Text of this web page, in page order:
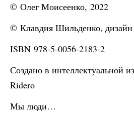
© Олег Моисеенко, 2022
© Клавдия Шильденко,
ISBN 978-5-0056-2183-2
Создано в интеллектуальной
Ridero
Мы люди…